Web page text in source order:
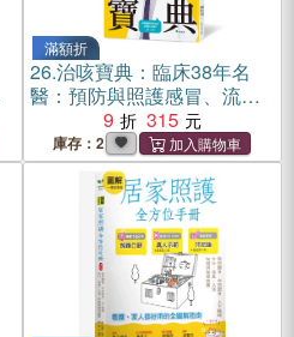
滿額折
26.治咳寶典：臨床38年名
醫：預防與照護感冒、流
感、黴漿菌感染、新冠肺炎
和各種肺炎必讀【暢銷新裝
版】（增訂精采內容影音QR
9 315
庫存：2